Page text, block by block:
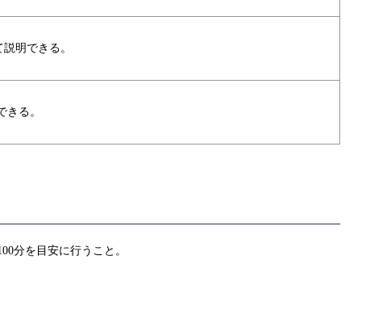
明できる。
る。
分を目安に行うこと。